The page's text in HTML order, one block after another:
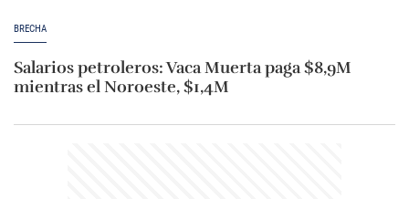
BRECHA
Salarios petroleros: Vaca Muerta paga $8,9M
mientras el Noroeste, $1,4M